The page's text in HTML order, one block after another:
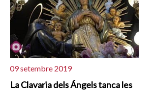
09 setembre 2019
La Clavaria dels Ángels tanca les